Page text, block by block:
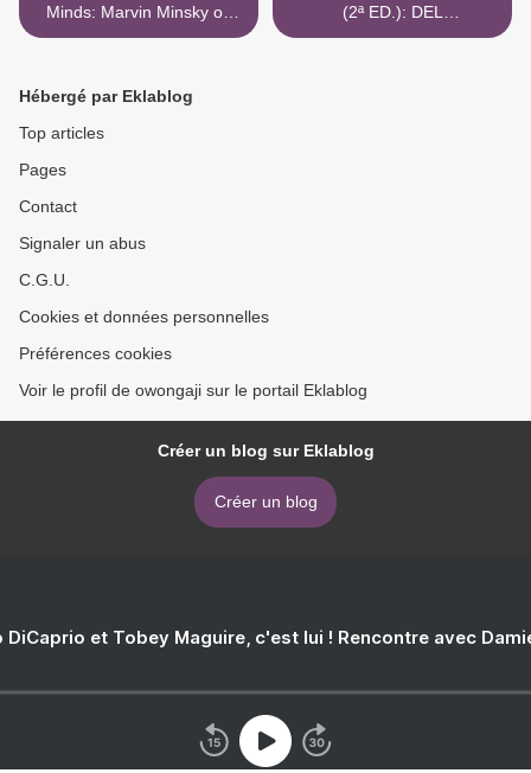
Minds: Marvin Minsky on
Education
(2ª ED.): DEL
RAZONAMIENTO
Hébergé par Eklablog
Top articles
Pages
Contact
Signaler un abus
C.G.U.
Cookies et données personnelles
Préférences cookies
Voir le profil de owongaji sur le portail Eklablog
Créer un blog sur Eklablog
Créer un blog
DiCaprio et Tobey Maguire, c'est lui ! Rencontre avec